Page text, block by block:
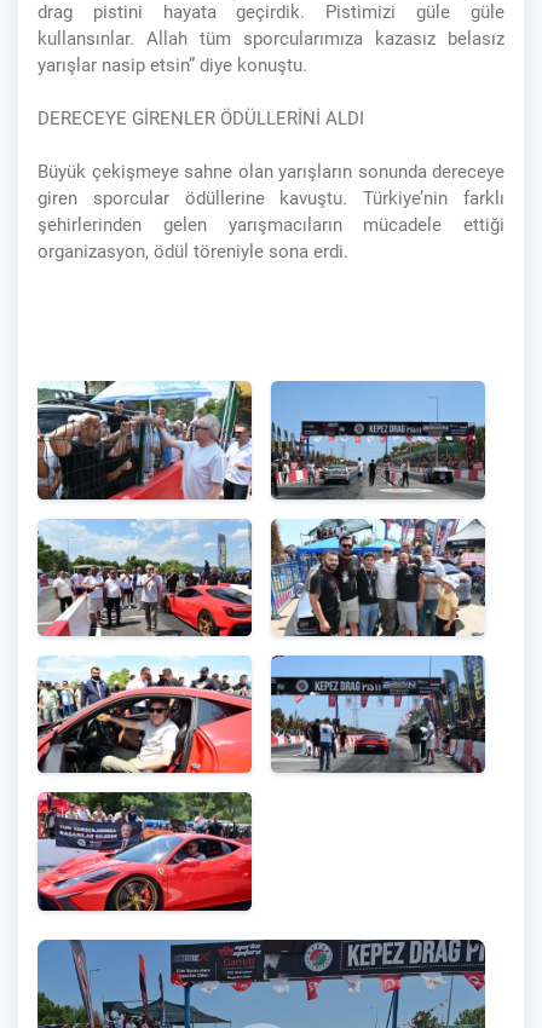
drag pistini hayata geçirdik. Pistimizi güle güle
kullansınlar. Allah tüm sporcularımıza kazasız belasız
yarışlar nasip etsin” diye konuştu.
DERECEYE GİRENLER ÖDÜLLERİNİ ALDI
Büyük çekişmeye sahne olan yarışların sonunda dereceye
giren sporcular ödüllerine kavuştu. Türkiye’nin farklı
şehirlerinden gelen yarışmacıların mücadele ettiği
organizasyon, ödül töreniyle sona erdi.